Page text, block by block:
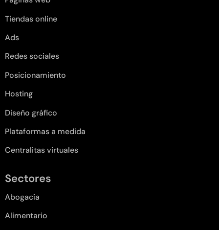
Tiendas online
Ads
Redes sociales
Posicionamiento
Hosting
Diseño gráfico
Plataformas a medida
Centralitas virtuales
Sectores
Abogacía
Alimentario